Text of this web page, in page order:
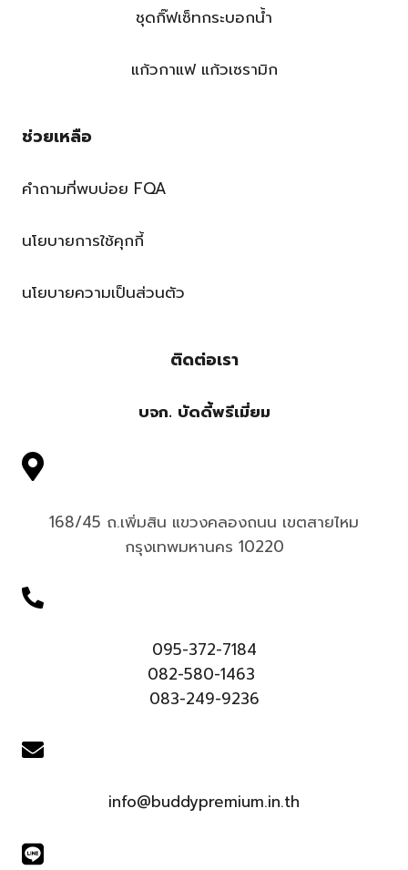
ชุดกิ๊ฟเซ็ทกระบอกน้ำ
แก้วกาแฟ แก้วเซรามิก
ช่วยเหลือ
คำถามที่พบบ่อย FQA
นโยบายการใช้คุกกี้
นโยบายความเป็นส่วนตัว
ติดต่อเรา
บจก. บัดดี้พรีเมี่ยม
168/45 ถ.เพิ่มสิน แขวงคลองถนน เขตสายไหม
กรุงเทพมหานคร 10220
095-372-7184
082-580-1463
083-249-9236
info@buddypremium.in.th